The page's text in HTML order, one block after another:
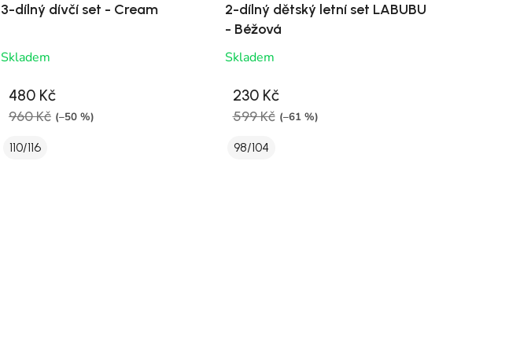
3-dílný dívčí set - Cream
Skladem
480 Kč
960 Kč (–50 %)
110/116
2-dílný dětský letní set LABUBU
- Béžová
Skladem
230 Kč
599 Kč (–61 %)
98/104